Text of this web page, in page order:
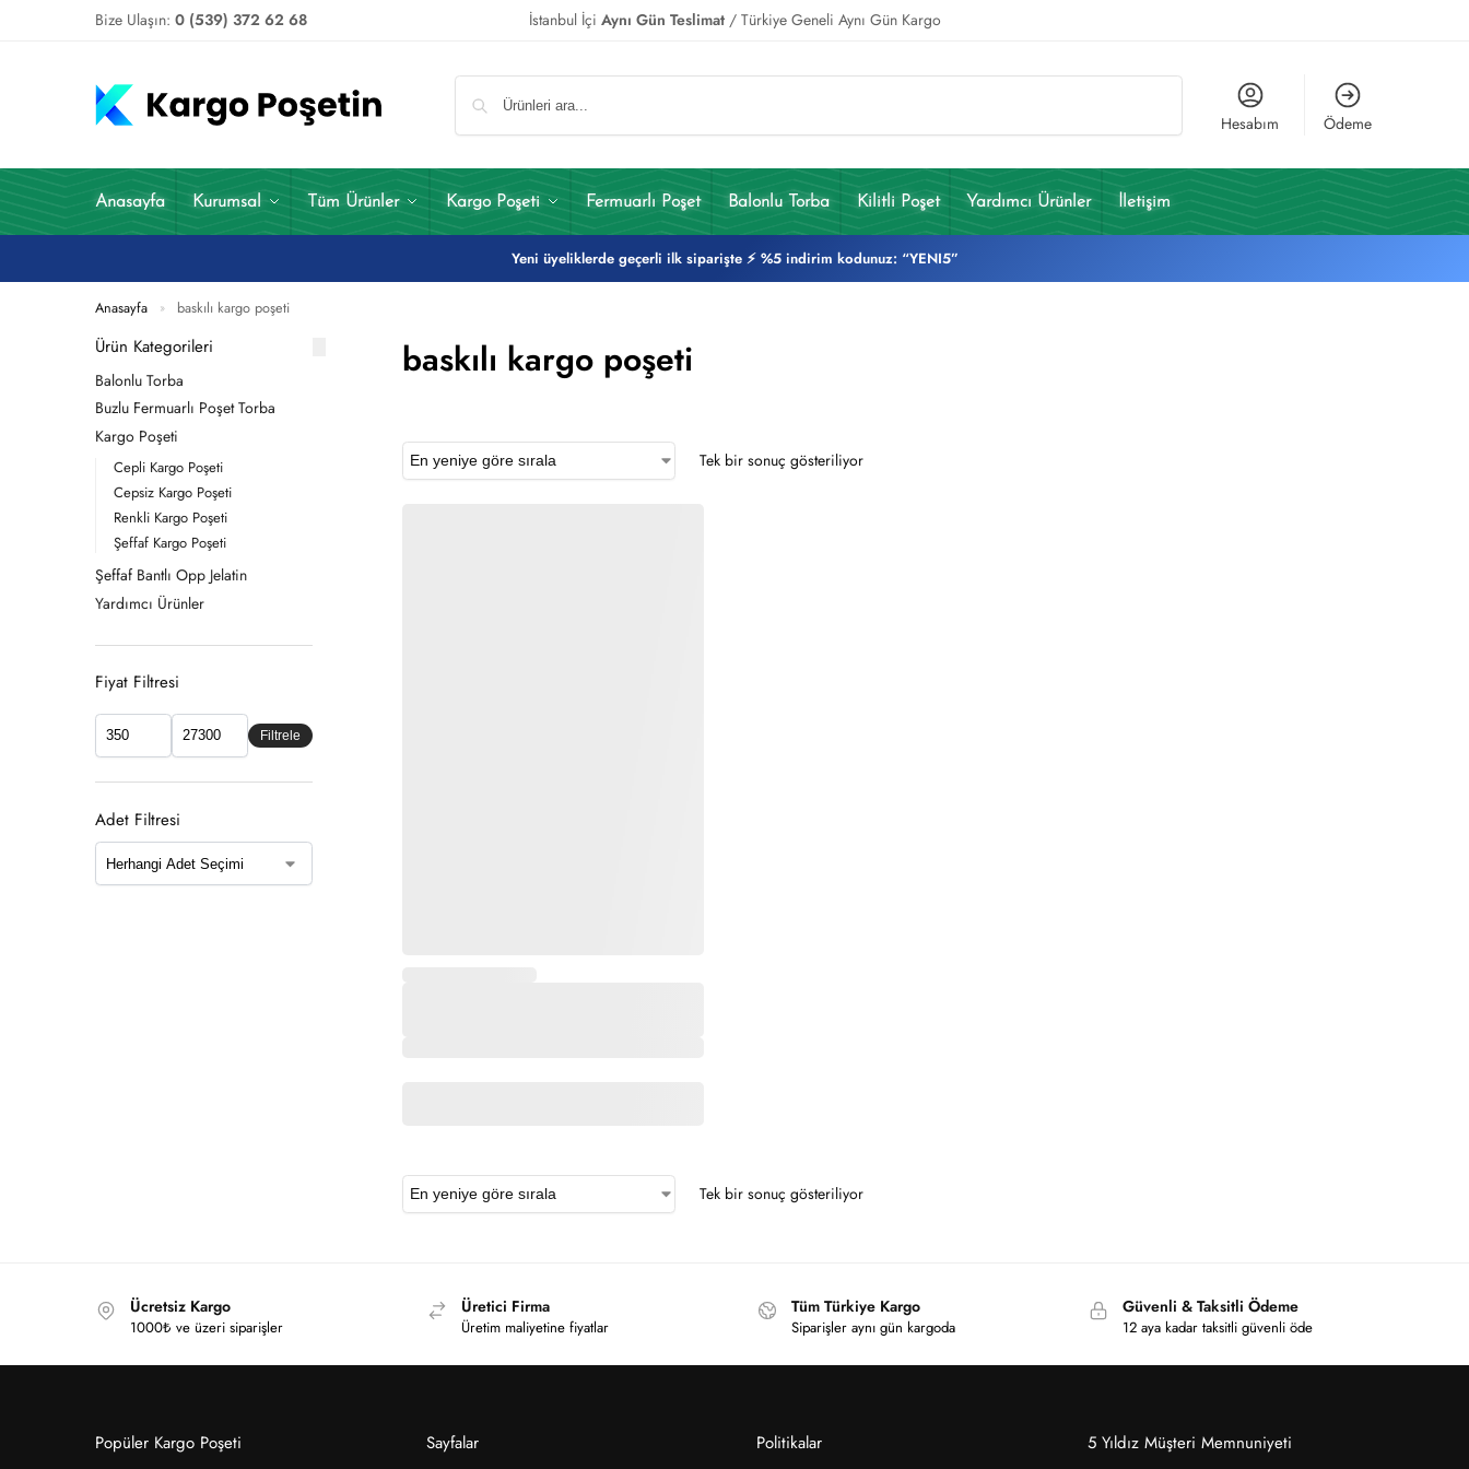
Bize Ulaşın: 0 (539) 372 62 68 İstanbul İçi Aynı Gün Teslimat/ Türkiye Geneli Aynı Gün Kargo
Hesabım Ödeme
Anasayfa Kurumsal Tüm Ürünler Kargo Poşeti Fermuarlı Poşet Balonlu Torba Kilitli Poşet Yardımcı Ürünler İletişim
Yeni üyeliklerde geçerli ilk siparişte ⚡ %5 indirim kodunuz: “YENI5”
Anasayfa » baskılı kargo poşeti
baskılı kargo poşeti
Tek bir sonuç gösteriliyor
Tek bir sonuç gösteriliyor
Ürün Kategorileri
Balonlu Torba
Buzlu Fermuarlı Poşet Torba
Kargo Poşeti
Cepli Kargo Poşeti
Cepsiz Kargo Poşeti
Renkli Kargo Poşeti
Şeffaf Kargo Poşeti
Şeffaf Bantlı Opp Jelatin
Yardımcı Ürünler
Fiyat Filtresi
Filtrele
Adet Filtresi
Ücretsiz Kargo
1000₺ ve üzeri siparişler
Üretici Firma
Üretim maliyetine fiyatlar
Tüm Türkiye Kargo
Siparişler aynı gün kargoda
Güvenli & Taksitli Ödeme
12 aya kadar taksitli güvenli öde
Popüler Kargo Poşeti Sayfalar Politikalar 5 Yıldız Müşteri Memnuniyeti